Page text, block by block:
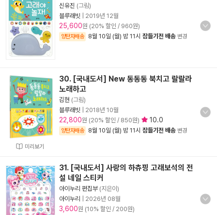
신유진 (그림)
블루래빗
2019년 12월
25,600원 (20% 할인 / 960원)
양탄자배송 8월 10일 (월) 밤 11시 잠들기전 배송 변경
미리보기
30. [국내도서] New 동동동 북치고 랄랄라
노래하고
김현 (그림)
블루래빗
2018년 10월
22,800원 (20% 할인 / 850원) 10.0
양탄자배송 8월 10일 (월) 밤 11시 잠들기전 배송 변경
31. [국내도서] 사랑의 하츄핑 고래보석의 전
설 네일 스티커
아이누리 편집부 (지은이)
아이누리
2026년 08월
3,600원 (10% 할인 / 200원)